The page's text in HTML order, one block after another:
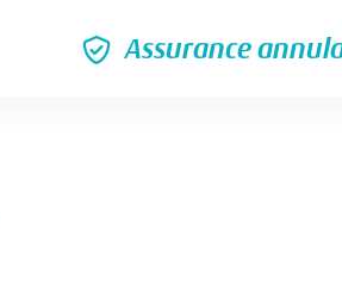
Assurance